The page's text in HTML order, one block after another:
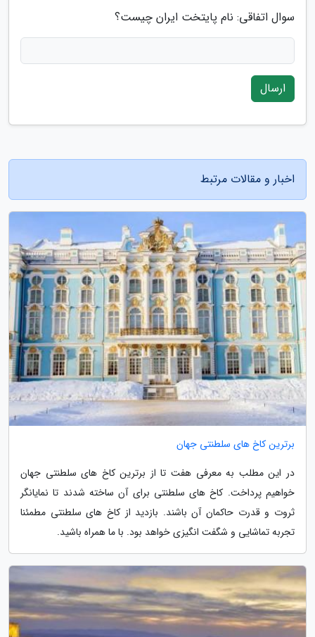
سوال اتفاقی: نام پایتخت ایران چیست؟
ارسال
اخبار و مقالات مرتبط
برترین کاخ های سلطنتی جهان
در این مطلب به معرفی هفت تا از برترین کاخ های سلطنتی جهان
خواهیم پرداخت. کاخ های سلطنتی برای آن ساخته شدند تا نمایانگر
ثروت و قدرت حاکمان آن باشند. بازدید از کاخ های سلطنتی مطمئنا
تجربه تماشایی و شگفت انگیزی خواهد بود. با ما همراه باشید.